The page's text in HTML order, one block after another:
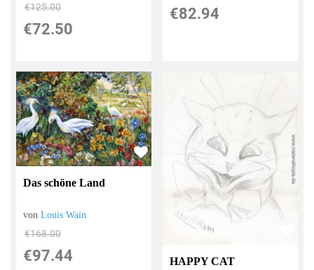
€125.00
€72.50
€82.94
Das schöne Land
vonLouis Wain
€168.00
€97.44 HAPPY CAT